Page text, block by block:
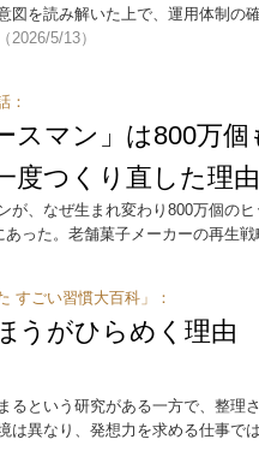
図を読み解いた上で、運用体制の
（2026/5/13）
：
スマン」は800万
度つくり直した理由
が、なぜ生まれ変わり800万個の
あった。老舗菓子メーカーの再生
すごい習慣大百科」：
うがひらめく理由
るという研究がある一方で、整理
は異なり、発想力を求める仕事で